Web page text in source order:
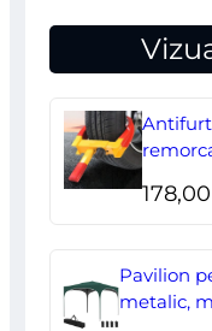
178,00
Pavilion
metalic,